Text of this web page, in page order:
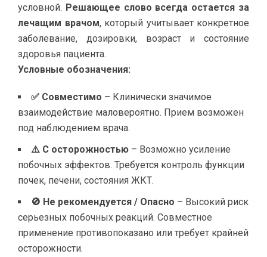
условной. Решающее слово всегда остается за
лечащим врачом, который учитывает конкретное
заболевание, дозировки, возраст и состояние
здоровья пациента.
Условные обозначения:
✅ Совместимо – Клинически значимое
взаимодействие маловероятно. Прием возможен
под наблюдением врача.
⚠️ С осторожностью – Возможно усиление
побочных эффектов. Требуется контроль функции
почек, печени, состояния ЖКТ.
🚫 Не рекомендуется / Опасно – Высокий риск
серьезных побочных реакций. Совместное
применение противопоказано или требует крайней
осторожности.